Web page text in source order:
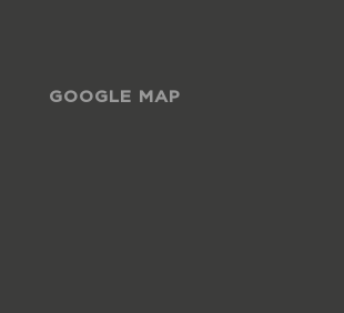
GOOGLE MAP